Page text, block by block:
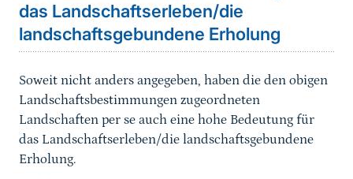
das Landschaftserleben/die
landschaftsgebundene Erholung
Soweit nicht anders angegeben, haben die den obigen
Landschaftsbestimmungen zugeordneten
Landschaften per se auch eine hohe Bedeutung für
das Landschaftserleben/die landschaftsgebundene
Erholung.